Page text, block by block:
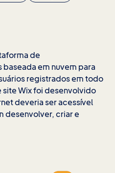
de
em nuvem para
registrados em todo
Wix foi desenvolvido
deveria ser acessível
desenvolver, criar e